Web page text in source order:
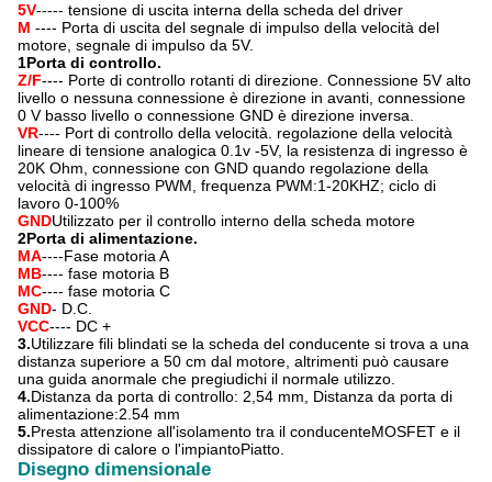
5V----- tensione di uscita interna della scheda del driver
M ---- Porta di uscita del segnale di impulso della velocità del
motore, segnale di impulso da 5V.
1Porta di controllo.
Z/F---- Porte di controllo rotanti di direzione. Connessione 5V alto
livello o nessuna connessione è direzione in avanti, connessione
0 V basso livello o connessione GND è direzione inversa.
VR---- Port di controllo della velocità. regolazione della velocità
lineare di tensione analogica 0.1v -5V, la resistenza di ingresso è
20K Ohm, connessione con GND quando regolazione della
velocità di ingresso PWM, frequenza PWM:1-20KHZ; ciclo di
lavoro 0-100%
GNDUtilizzato per il controllo interno della scheda motore
2Porta di alimentazione.
MA----Fase motoria A
MB---- fase motoria B
MC---- fase motoria C
GND- D.C.
VCC---- DC +
3.Utilizzare fili blindati se la scheda del conducente si trova a una
distanza superiore a 50 cm dal motore, altrimenti può causare
una guida anormale che pregiudichi il normale utilizzo.
4.Distanza da porta di controllo: 2,54 mm, Distanza da porta di
alimentazione:2.54 mm
5.Presta attenzione all'isolamento tra il conducenteMOSFET e il
dissipatore di calore o l'impiantoPiatto.
Disegno dimensionale